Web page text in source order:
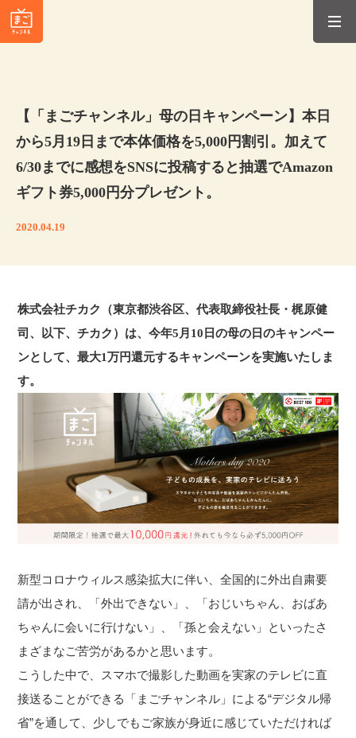
【「まごチャンネル」母の日キャンペーン】本日
から5月19日まで本体価格を5,000円割引。加えて
6/30までに感想をSNSに投稿すると抽選でAmazon
ギフト券5,000円分プレゼント。
2020.04.19
株式会社チカク（東京都渋谷区、代表取締役社長・梶原健
司、以下、チカク）は、今年5月10日の母の日のキャンペー
ンとして、最大1万円還元するキャンペーンを実施いたしま
す。
​新型コロナウィルス感染拡大に伴い、全国的に外出自粛要
請が出され、「外出できない」、「おじいちゃん、おばあ
ちゃんに会いに行けない」、「孫と会えない」といったさ
まざまなご苦労があるかと思います。
こうした中で、スマホで撮影した動画を実家のテレビに直
接送ることができる「まごチャンネル」による“デジタル帰
省”を通して、少しでもご家族が身近に感じていただければ